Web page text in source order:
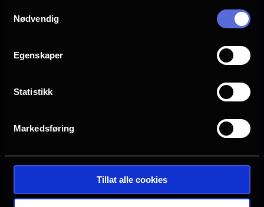
Nødvendig
Egenskaper
Statistikk
Markedsføring
Tillat alle cookies
OM NFKINO
Spørsmål og svar
Ledige stillinger
Eventer